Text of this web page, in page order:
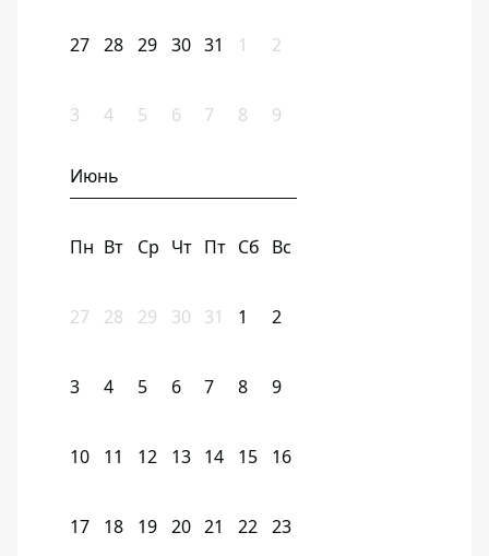
27 28 29 30 31 1 2
3 4 5 6 7 8 9
Июнь
Пн Вт Ср Чт Пт Сб Вс
27 28 29 30 31 1 2
3 4 5 6 7 8 9
10 11 12 13 14 15 16
17 18 19 20 21 22 23